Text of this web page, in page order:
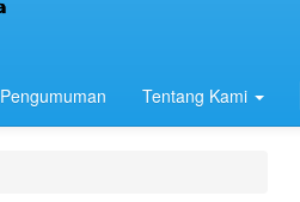
Pengumuman Tentang Kami